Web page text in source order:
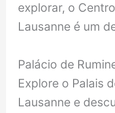
explorar, o
Lausanne é um
Palácio de
Explore o Palais
Lausanne e